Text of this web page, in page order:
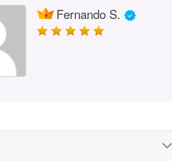
Fernando S.